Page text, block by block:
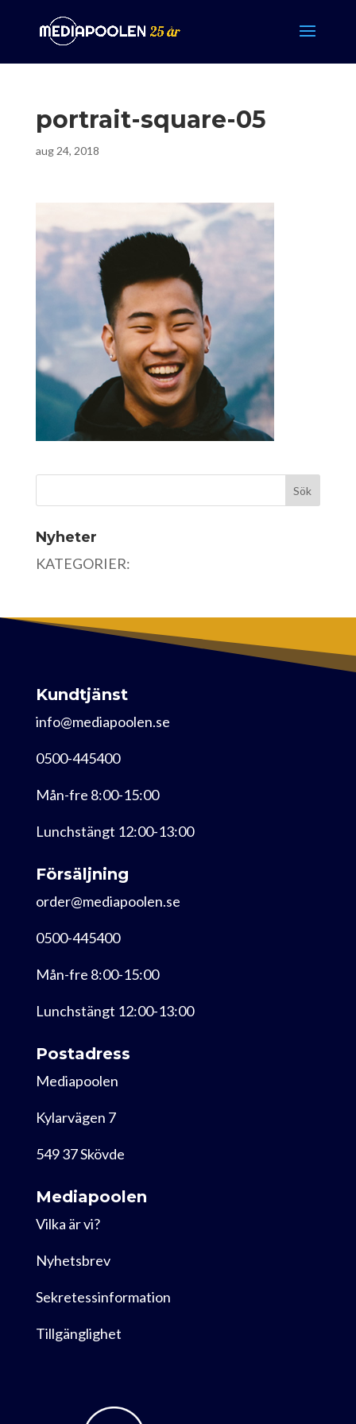
portrait-square-05
aug 24, 2018
Nyheter
KATEGORIER:
Kundtjänst
info@mediapoolen.se
0500-445400
Mån-fre 8:00-15:00
Lunchstängt 12:00-13:00
Försäljning
order@mediapoolen.se
0500-445400
Mån-fre 8:00-15:00
Lunchstängt 12:00-13:00
Postadress
Mediapoolen
Kylarvägen 7
549 37 Skövde
Mediapoolen
Vilka är vi?
Nyhetsbrev
Sekretessinformation
Tillgänglighet